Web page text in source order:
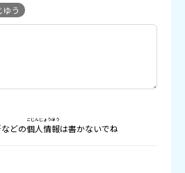
ゆう
どの個人情報
こじんじょうほう
は書かないでね